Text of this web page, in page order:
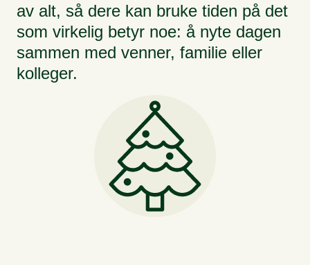
av alt, så dere kan bruke tiden på det
som virkelig betyr noe: å nyte dagen
sammen med venner, familie eller
kolleger.